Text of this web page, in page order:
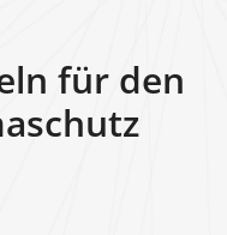
für den